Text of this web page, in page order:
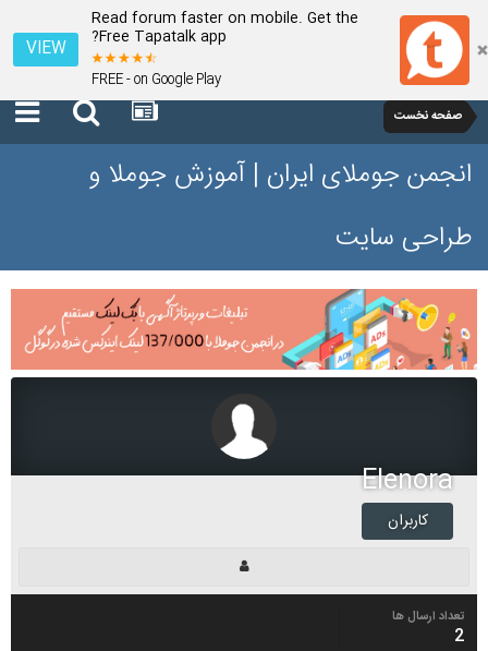
Read forum faster on mobile. Get the
Free Tapatalk app?
FREE - on Google Play
VIEW
صفحه نخست
انجمن جوملای ایران | آموزش جوملا و
طراحی سایت
Elenora
کاربران
تعداد ارسال ها
2